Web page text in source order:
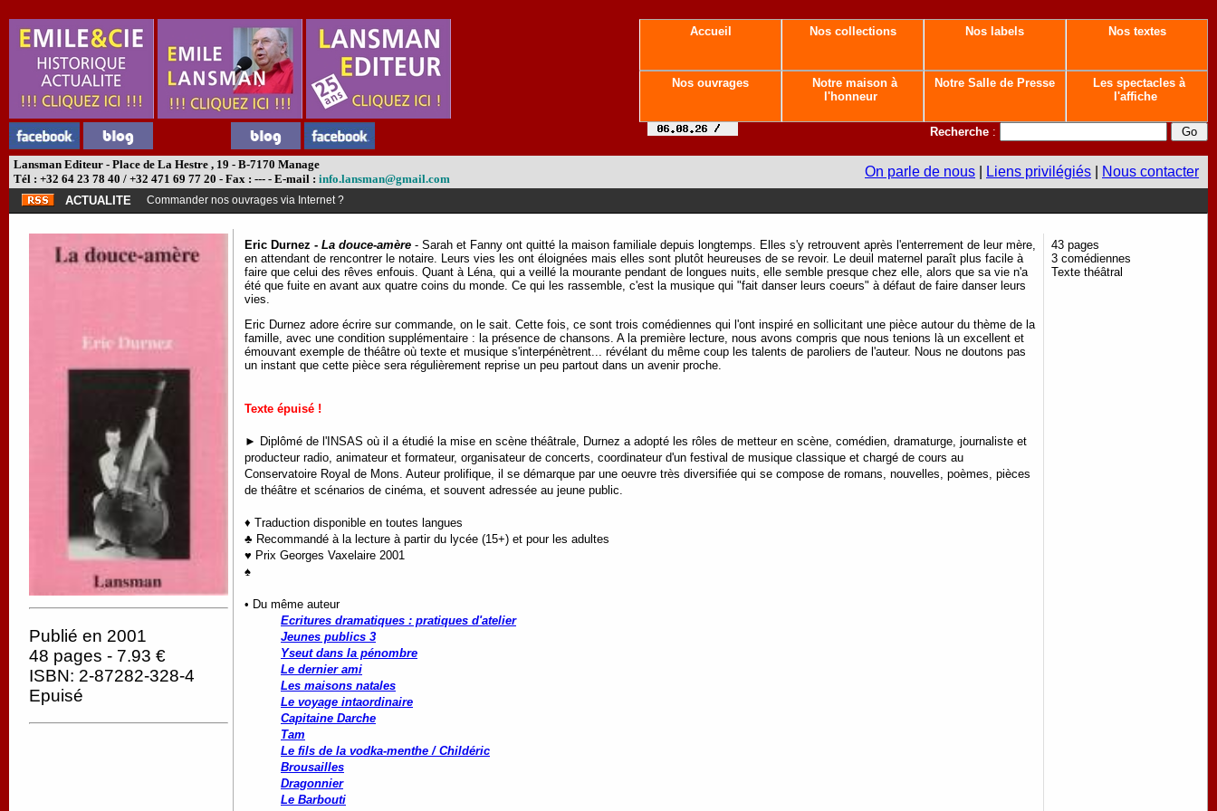
Accueil Nos collections Nos labels Nos textes
Nos ouvrages
Notre maison à
l'honneur
Notre Salle de Presse
Les spectacles à
l'affiche
Recherche :
Lansman Editeur - Place de La Hestre , 19 - B-7170 Manage
Tél : +32 64 23 78 40 / +32 471 69 77 20 - Fax : --- - E-mail : info.lansman@gmail.com On parle de nous Liens privilégiés Nous contacter
ACTUALITE Commander nos ouvrages via Internet ?
Publié en 2001
48 pages - 7.93 €
ISBN: 2-87282-328-4
Epuisé
Eric Durnez - La douce-amère - Sarah et Fanny ont quitté la maison familiale depuis longtemps. Elles s'y retrouvent après l'enterrement de leur mère,
en attendant de rencontrer le notaire. Leurs vies les ont éloignées mais elles sont plutôt heureuses de se revoir. Le deuil maternel paraît plus facile à
faire que celui des rêves enfouis. Quant à Léna, qui a veillé la mourante pendant de longues nuits, elle semble presque chez elle, alors que sa vie n'a
été que fuite en avant aux quatre coins du monde. Ce qui les rassemble, c'est la musique qui "fait danser leurs coeurs" à défaut de faire danser leurs
vies.
Eric Durnez adore écrire sur commande, on le sait. Cette fois, ce sont trois comédiennes qui l'ont inspiré en sollicitant une pièce autour du thème de la
famille, avec une condition supplémentaire : la présence de chansons. A la première lecture, nous avons compris que nous tenions là un excellent et
émouvant exemple de théâtre où texte et musique s'interpénètrent... révélant du même coup les talents de paroliers de l'auteur. Nous ne doutons pas
un instant que cette pièce sera régulièrement reprise un peu partout dans un avenir proche.
Texte épuisé !
► Diplômé de l'INSAS où il a étudié la mise en scène théâtrale, Durnez a adopté les rôles de metteur en scène, comédien, dramaturge, journaliste et
producteur radio, animateur et formateur, organisateur de concerts, coordinateur d'un festival de musique classique et chargé de cours au
Conservatoire Royal de Mons. Auteur prolifique, il se démarque par une oeuvre très diversifiée qui se compose de romans, nouvelles, poèmes, pièces
de théâtre et scénarios de cinéma, et souvent adressée au jeune public.
♦ Traduction disponible en toutes langues
♣ Recommandé à la lecture à partir du lycée (15+) et pour les adultes
♥ Prix Georges Vaxelaire 2001
♠
• Du même auteur
Ecritures dramatiques : pratiques d'atelier
Jeunes publics 3
Yseut dans la pénombre
Le dernier ami
Les maisons natales
Le voyage intaordinaire
Capitaine Darche
Tam
Le fils de la vodka-menthe / Childéric
Brousailles
Dragonnier
Le Barbouti
43 pages
3 comédiennes
Texte théâtral